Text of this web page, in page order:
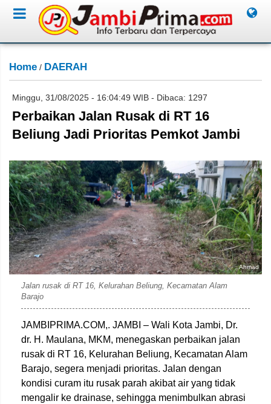
Home / DAERAH
Minggu, 31/08/2025 - 16:04:49 WIB - Dibaca: 1297
Perbaikan Jalan Rusak di RT 16
Beliung Jadi Prioritas Pemkot Jambi
Ahmad
Jalan rusak di RT 16, Kelurahan Beliung, Kecamatan Alam
Barajo
JAMBIPRIMA.COM,. JAMBI – Wali Kota Jambi, Dr.
dr. H. Maulana, MKM, menegaskan perbaikan jalan
rusak di RT 16, Kelurahan Beliung, Kecamatan Alam
Barajo, segera menjadi prioritas. Jalan dengan
kondisi curam itu rusak parah akibat air yang tidak
mengalir ke drainase, sehingga menimbulkan abrasi